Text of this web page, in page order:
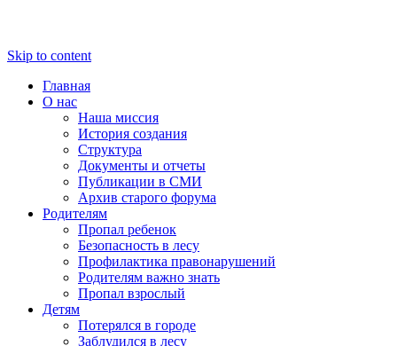
Skip to content
Главная
О нас
Наша миссия
История создания
Структура
Документы и отчеты
Публикации в СМИ
Архив старого форума
Родителям
Пропал ребенок
Безопасность в лесу
Профилактика правонарушений
Родителям важно знать
Пропал взрослый
Детям
Потерялся в городе
Заблудился в лесу